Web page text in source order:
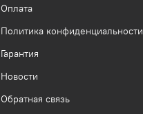
Оплата
Политика конфиденциальности
Гарантия
Новости
Обратная связь